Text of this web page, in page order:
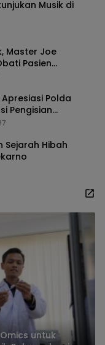
Musik di
Master Joe
Pasien
Polda
Pengisian
Sejarah Hibah
untuk